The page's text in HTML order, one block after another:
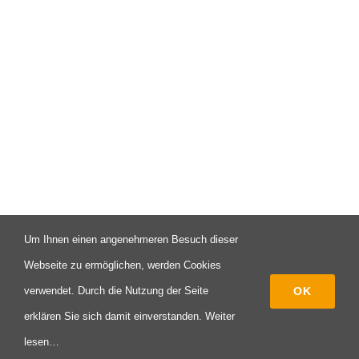
© Copyright 2003 -
Pforzheim | All Rights Reserved
InstagramFacebook
LinkedIn
Um Ihnen einen angenehmeren Besuch dieser
Webseite zu ermöglichen, werden Cookies
verwendet. Durch die Nutzung der Seite
erklären Sie sich damit einverstanden. Weiter
lesen…
OK